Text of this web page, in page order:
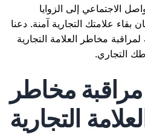
الاجتماعي إلى الزوايا
بقاء علامتك التجارية آمنة. دعنا
لمراقبة مخاطر العلامة التجارية
التجاري.
مراقبة مخاطر
العلامة التجارية